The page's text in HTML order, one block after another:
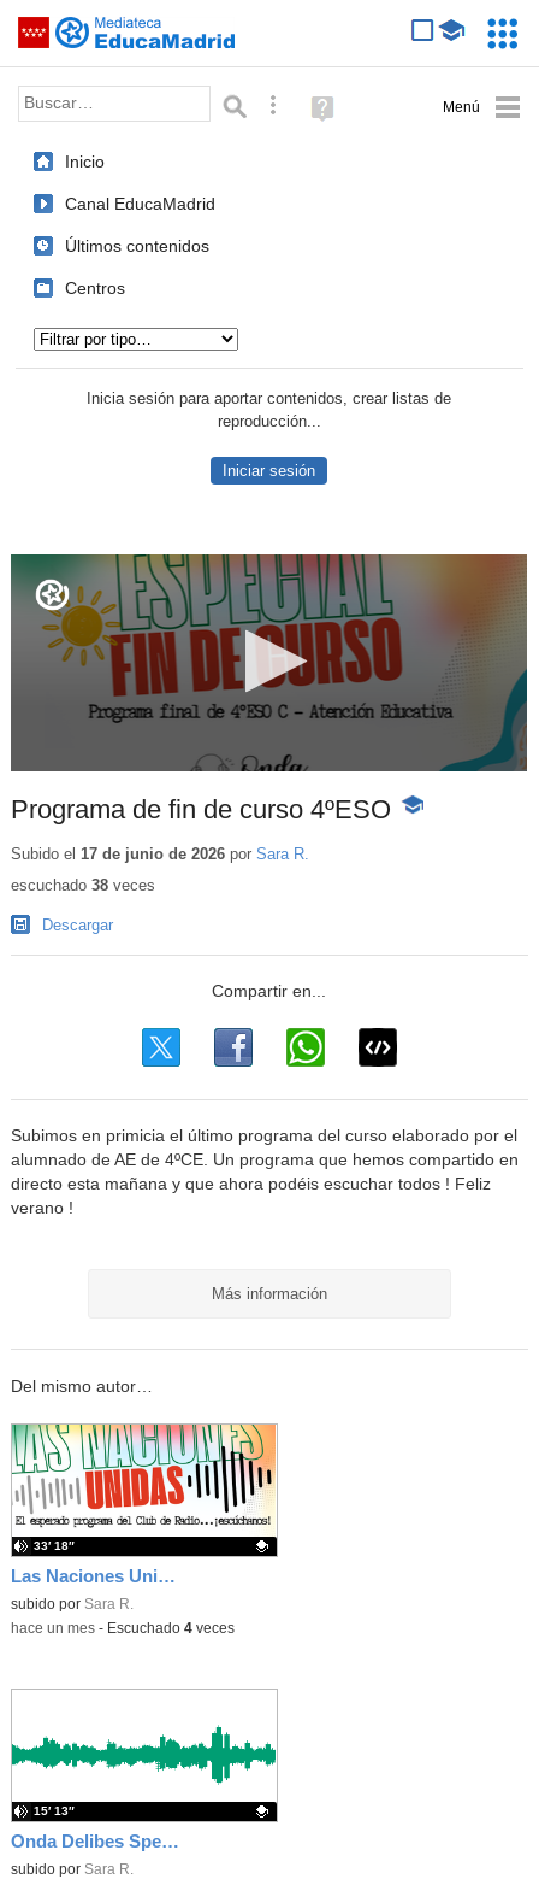
Saltar navegación
Palabra o frase: Búsqueda avanzada
Ayuda
(en
Inicio
Canal EducaMadrid
Últimos contenidos
Centros
Inicia sesión para aportar contenidos, crear listas de
reproducción...
Iniciar sesión
Programa de fin de curso 4ºESO
-
Subido el 17 de junio de 2026por Sara R.
escuchado 38veces
Descargar
Subimos en primicia el último programa del curso elaborado por el
alumnado de AE de 4ºCE. Un programa que hemos compartido en
directo esta mañana y que ahora podéis escuchar todos ! Feliz
verano !
Más información
Del mismo autor…
Las Naciones Unidas - Tercera evaluación
Contenido educativo.
subido por Sara R.
33′ 18″
-hace un mes- Escuchado 4veces
Onda Delibes Special Edition: Erasmus + !
Contenido educativo.
subido por Sara R.
15′ 13″